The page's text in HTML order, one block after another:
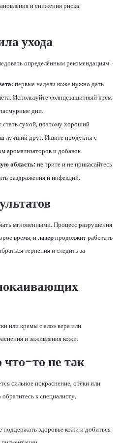
и снижения риска
ухода
определённым рекомендациям:
первые недели коже нужно дать
Используйте солнцезащитный крем
дни.
стать сухой, поэтому хороший
лучший друг. Ищите продукты с
ароматизаторов и добавок.
область:не трите и не прикасайтесь
раздражения и инфекций.
мгновенными. Процесс разрушения
время, илазерпродолжит работать
терпения и следить за
или кремы с алоэ вера или
и заживления кожи.
то не так
сильное покраснение, отёки или
к специалисту,
здоровье кожи и добиться